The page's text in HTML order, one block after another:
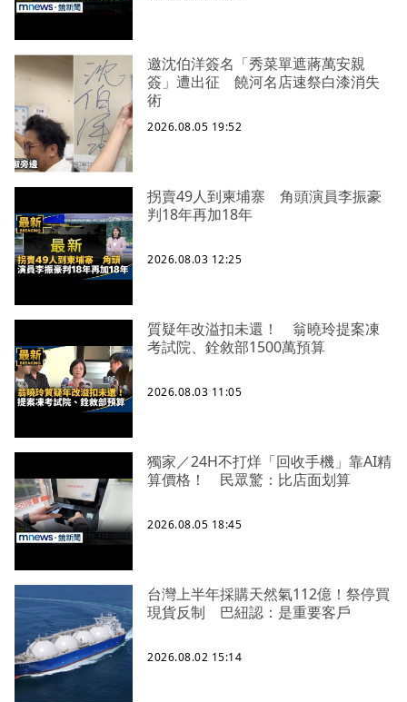
邀沈伯洋簽名「秀菜單遮蔣萬安親
簽」遭出征 饒河名店速祭白漆消失
術
2026.08.05 19:52
拐賣49人到柬埔寨 角頭演員李振豪
判18年再加18年
2026.08.03 12:25
質疑年改溢扣未還！ 翁曉玲提案凍
考試院、銓敘部1500萬預算
2026.08.03 11:05
獨家／24H不打烊「回收手機」靠AI精
算價格！ 民眾驚：比店面划算
2026.08.05 18:45
台灣上半年採購天然氣112億！祭停買
現貨反制 巴紐認：是重要客戶
2026.08.02 15:14